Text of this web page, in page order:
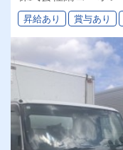
昇給あり 賞与あり